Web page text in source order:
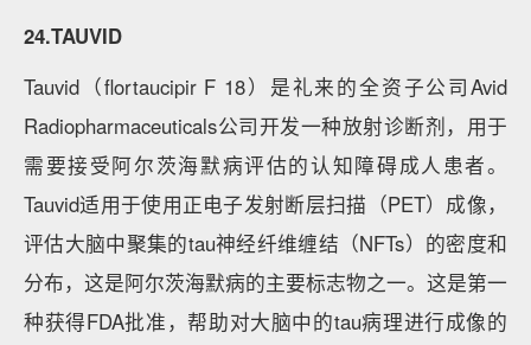
24.TAUVID
Tauvid（flortaucipir F 18）是礼来的全资子公司Avid
Radiopharmaceuticals公司开发一种放射诊断剂，用于
需要接受阿尔茨海默病评估的认知障碍成人患者。
Tauvid适用于使用正电子发射断层扫描（PET）成像，
评估大脑中聚集的tau神经纤维缠结（NFTs）的密度和
分布，这是阿尔茨海默病的主要标志物之一。这是第一
种获得FDA批准，帮助对大脑中的tau病理进行成像的